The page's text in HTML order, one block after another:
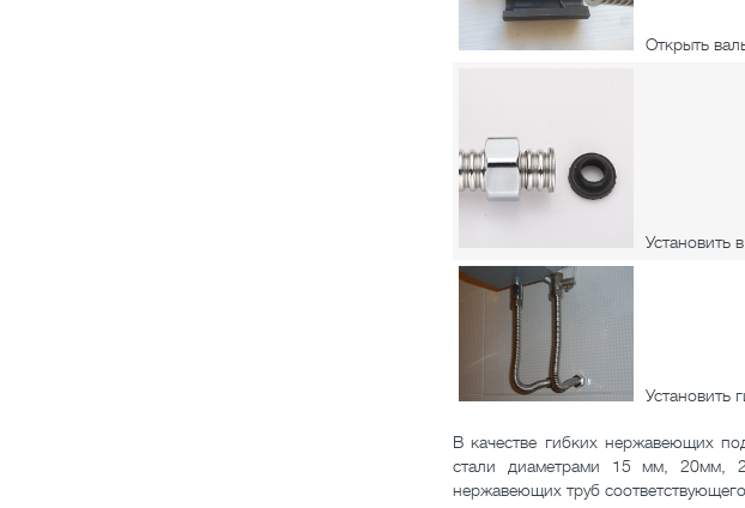
Открыть
Установить
Установить
В качестве гибких нержавеющих
стали диаметрами 15 мм, 20мм,
нержавеющих труб